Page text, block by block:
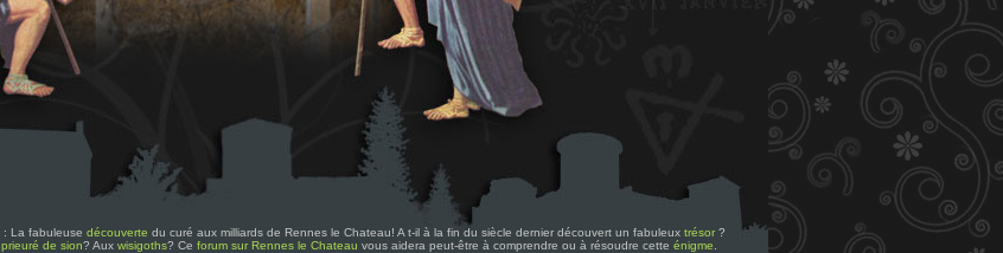
: La fabuleuse découverte du curé aux milliards de Rennes le Chateau! A t-il à la fin du siècle dernier découvert un fabuleux trésor ?
prieuré de sion? Aux wisigoths? Ce forum sur Rennes le Chateau vous aidera peut-être à comprendre ou à résoudre cette énigme